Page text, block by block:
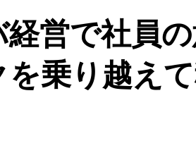
経営で社員
を乗り越え